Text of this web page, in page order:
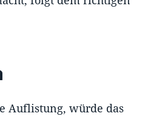
Auflistung, würde das